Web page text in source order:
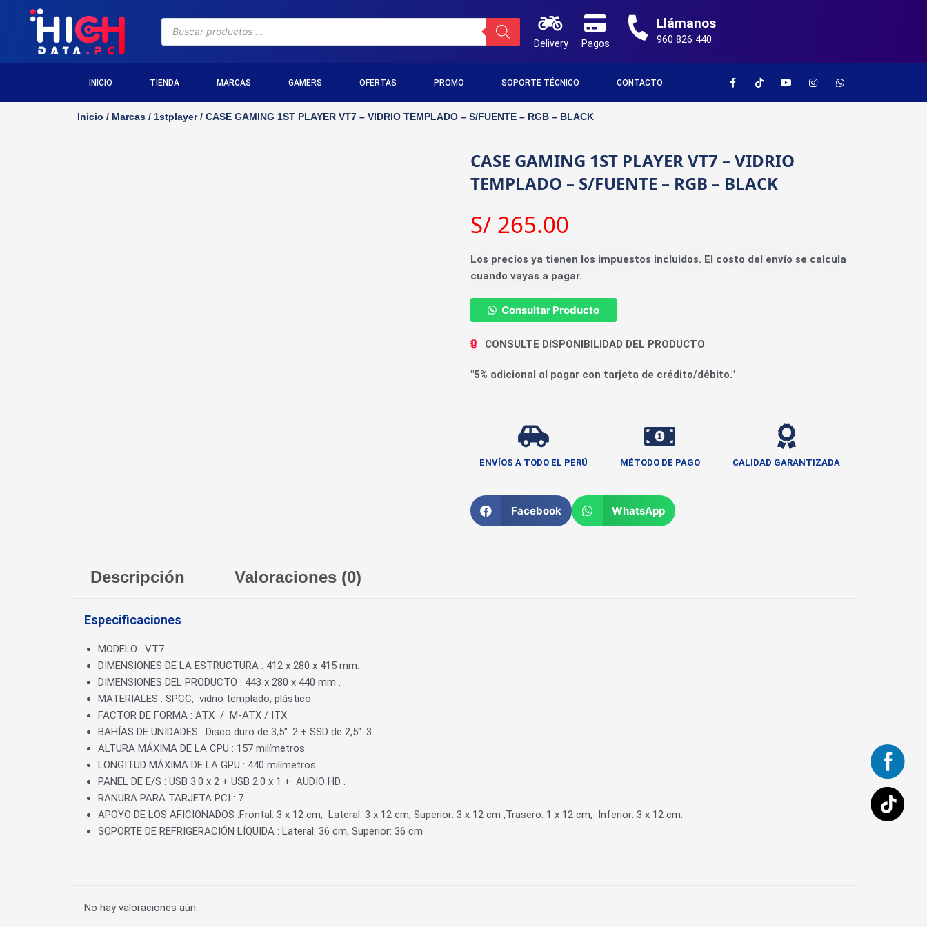
Delivery Pagos
Llámanos
960 826 440
INICIO TIENDA MARCAS GAMERS OFERTAS PROMO SOPORTE TÉCNICO CONTACTO
Inicio / Marcas / 1stplayer/ CASE GAMING 1ST PLAYER VT7 – VIDRIO TEMPLADO – S/FUENTE – RGB – BLACK
CASE GAMING 1ST PLAYER VT7 – VIDRIO
TEMPLADO – S/FUENTE – RGB – BLACK
S/ 265.00
Los precios ya tienen los impuestos incluidos. El costo del envío se calcula
cuando vayas a pagar.
Consultar Producto
CONSULTE DISPONIBILIDAD DEL PRODUCTO
"5% adicional al pagar con tarjeta de crédito/débito."
ENVÍOS A TODO EL PERÚ MÉTODO DE PAGO CALIDAD GARANTIZADA
Facebook WhatsApp
Descripción Valoraciones (0)
Especificaciones
MODELO : VT7
DIMENSIONES DE LA ESTRUCTURA : 412 x 280 x 415 mm.
DIMENSIONES DEL PRODUCTO : 443 x 280 x 440 mm .
MATERIALES : SPCC, vidrio templado, plástico
FACTOR DE FORMA : ATX / M-ATX / ITX
BAHÍAS DE UNIDADES : Disco duro de 3,5″: 2 + SSD de 2,5″: 3 .
ALTURA MÁXIMA DE LA CPU : 157 milímetros
LONGITUD MÁXIMA DE LA GPU : 440 milímetros
PANEL DE E/S : USB 3.0 x 2 + USB 2.0 x 1 + AUDIO HD .
RANURA PARA TARJETA PCI : 7
APOYO DE LOS AFICIONADOS :Frontal: 3 x 12 cm, Lateral: 3 x 12 cm, Superior: 3 x 12 cm ,Trasero: 1 x 12 cm, Inferior: 3 x 12 cm.
SOPORTE DE REFRIGERACIÓN LÍQUIDA : Lateral: 36 cm, Superior: 36 cm
No hay valoraciones aún.